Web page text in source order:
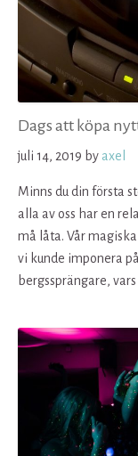
Dags att köpa
juli 14, 2019 by axel
Minns du din första
alla av oss har en
må låta. Vår
vi kunde imponera
bergssprängare,